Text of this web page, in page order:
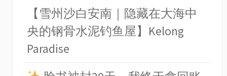
【雪州沙白安南｜隐藏在大海中
央的钢骨水泥钓鱼屋】Kelong
Paradise